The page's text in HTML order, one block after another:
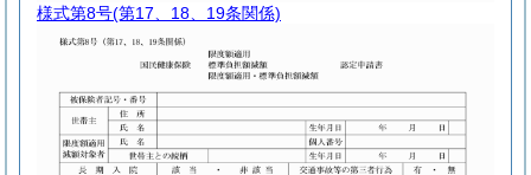
様式第8号(第17、18、19条関係)